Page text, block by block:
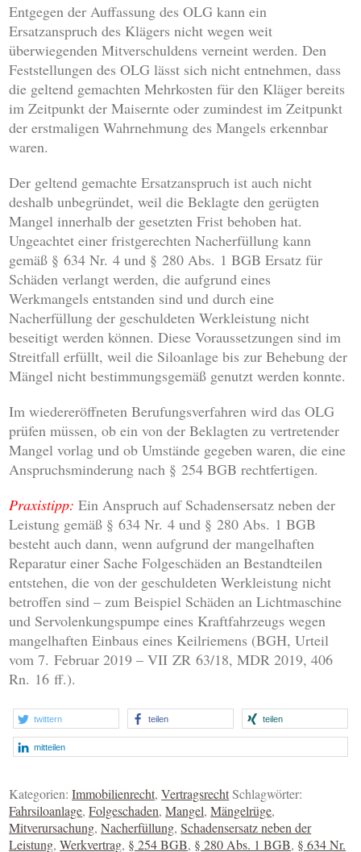
Entgegen der Auffassung des OLG kann ein
Ersatzanspruch des Klägers nicht wegen weit
überwiegenden Mitverschuldens verneint werden. Den
Feststellungen des OLG lässt sich nicht entnehmen, dass
die geltend gemachten Mehrkosten für den Kläger bereits
im Zeitpunkt der Maisernte oder zumindest im Zeitpunkt
der erstmaligen Wahrnehmung des Mangels erkennbar
waren.
Der geltend gemachte Ersatzanspruch ist auch nicht
deshalb unbegründet, weil die Beklagte den gerügten
Mangel innerhalb der gesetzten Frist behoben hat.
Ungeachtet einer fristgerechten Nacherfüllung kann
gemäß § 634 Nr. 4 und § 280 Abs. 1 BGB Ersatz für
Schäden verlangt werden, die aufgrund eines
Werkmangels entstanden sind und durch eine
Nacherfüllung der geschuldeten Werkleistung nicht
beseitigt werden können. Diese Voraussetzungen sind im
Streitfall erfüllt, weil die Siloanlage bis zur Behebung der
Mängel nicht bestimmungsgemäß genutzt werden konnte.
Im wiedereröffneten Berufungsverfahren wird das OLG
prüfen müssen, ob ein von der Beklagten zu vertretender
Mangel vorlag und ob Umstände gegeben waren, die eine
Anspruchsminderung nach § 254 BGB rechtfertigen.
Praxistipp: Ein Anspruch auf Schadensersatz neben der
Leistung gemäß § 634 Nr. 4 und § 280 Abs. 1 BGB
besteht auch dann, wenn aufgrund der mangelhaften
Reparatur einer Sache Folgeschäden an Bestandteilen
entstehen, die von der geschuldeten Werkleistung nicht
betroffen sind – zum Beispiel Schäden an Lichtmaschine
und Servolenkungspumpe eines Kraftfahrzeugs wegen
mangelhaften Einbaus eines Keilriemens (BGH, Urteil
vom 7. Februar 2019 – VII ZR 63/18, MDR 2019, 406
Rn. 16 ff.).
twittern teilen teilen
mitteilen
Kategorien:Immobilienrecht,VertragsrechtSchlagwörter:
Fahrsiloanlage,Folgeschaden,Mangel,Mängelrüge,
Mitverursachung,Nacherfüllung,Schadensersatz neben der
Leistung,Werkvertrag, § 254 BGB, § 280 Abs. 1 BGB, § 634 Nr.